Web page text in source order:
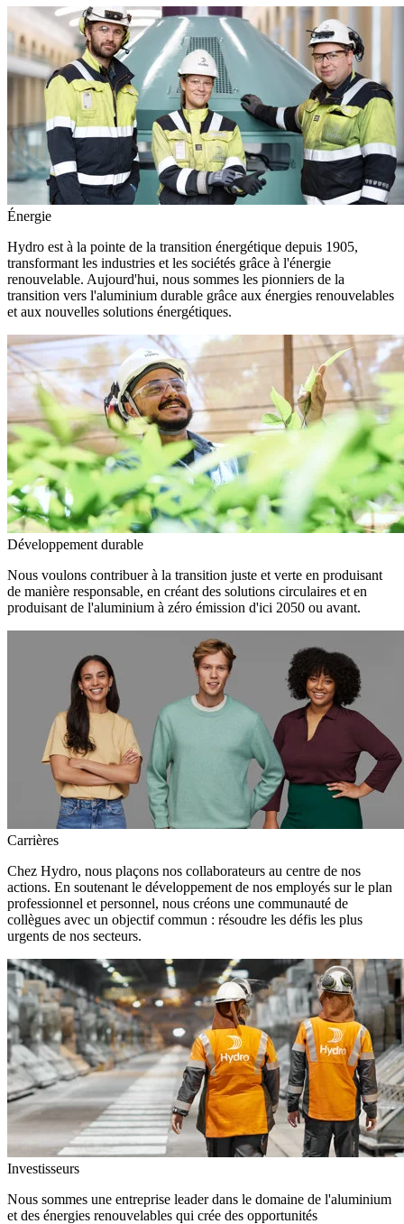
Énergie
Hydro est à la pointe de la transition énergétique depuis 1905,
transformant les industries et les sociétés grâce à l'énergie
renouvelable. Aujourd'hui, nous sommes les pionniers de la
transition vers l'aluminium durable grâce aux énergies renouvelables
et aux nouvelles solutions énergétiques.
Développement durable
Nous voulons contribuer à la transition juste et verte en produisant
de manière responsable, en créant des solutions circulaires et en
produisant de l'aluminium à zéro émission d'ici 2050 ou avant.
Carrières
Chez Hydro, nous plaçons nos collaborateurs au centre de nos
actions. En soutenant le développement de nos employés sur le plan
professionnel et personnel, nous créons une communauté de
collègues avec un objectif commun : résoudre les défis les plus
urgents de nos secteurs.
Investisseurs
Nous sommes une entreprise leader dans le domaine de l'aluminium
et des énergies renouvelables qui crée des opportunités